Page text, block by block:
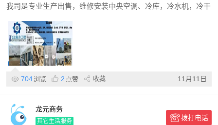
我司是专业生产出售，维修安装中央空调、冷库，冷水机，冷干
704浏览 2 点赞 收藏 11月11日
龙元商务
其它生活服务 拨打电话